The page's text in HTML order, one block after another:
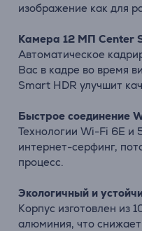
изображение как для
Камера 12 МП Center
Автоматическое
Вас в кадре во время
Smart HDR улучшит
Быстрое соединение
Технологии Wi-Fi 6E и
интернет-серфинг,
процесс.
Экологичный и
Корпус изготовлен из
алюминия, что